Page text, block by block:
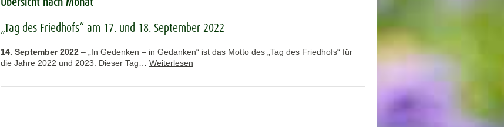
„Tag des Friedhofs“ am 17. und 18. September 2022
14. September 2022 – „In Gedenken – in Gedanken“ ist das Motto des „Tag des Friedhofs“ für
die Jahre 2022 und 2023. Dieser Tag… Weiterlesen